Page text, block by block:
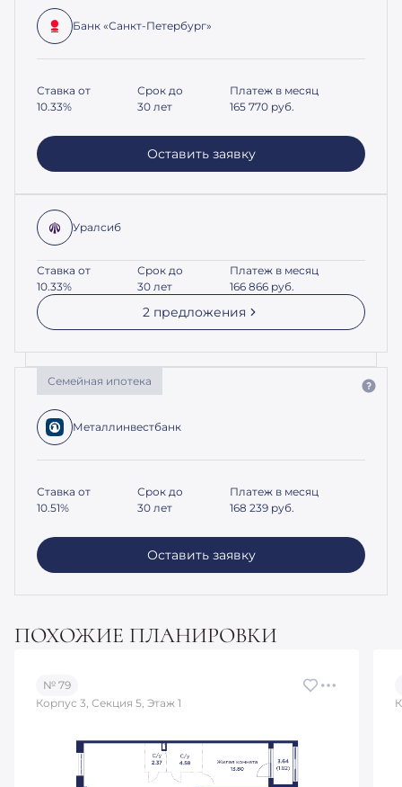
Банк «Санкт-Петербург»
Ставка от
10.33%
Срок до
30 лет
Платеж в месяц
165 770 руб.
Оставить заявку
Уралсиб
Ставка от
10.33%
Срок до
30 лет
Платеж в месяц
166 866 руб.
2 предложения
Семейная ипотека
Металлинвестбанк
Ставка от
10.51%
Срок до
30 лет
Платеж в месяц
168 239 руб.
Оставить заявку
ПОХОЖИЕ ПЛАНИРОВКИ
№ 79
Корпус 3, Секция 5, Этаж 1